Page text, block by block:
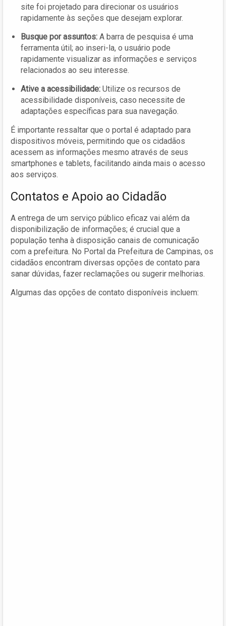
site foi projetado para direcionar os usuários
rapidamente às seções que desejam explorar.
Busque por assuntos: A barra de pesquisa é uma
ferramenta útil; ao inseri-la, o usuário pode
rapidamente visualizar as informações e serviços
relacionados ao seu interesse.
Ative a acessibilidade: Utilize os recursos de
acessibilidade disponíveis, caso necessite de
adaptações específicas para sua navegação.
É importante ressaltar que o portal é adaptado para
dispositivos móveis, permitindo que os cidadãos
acessem as informações mesmo através de seus
smartphones e tablets, facilitando ainda mais o acesso
aos serviços.
Contatos e Apoio ao Cidadão
A entrega de um serviço público eficaz vai além da
disponibilização de informações; é crucial que a
população tenha à disposição canais de comunicação
com a prefeitura. No Portal da Prefeitura de Campinas, os
cidadãos encontram diversas opções de contato para
sanar dúvidas, fazer reclamações ou sugerir melhorias.
Algumas das opções de contato disponíveis incluem: